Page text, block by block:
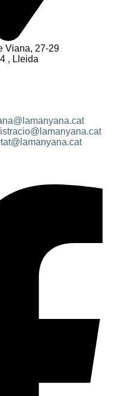
Viana, 27-29
, Lleida